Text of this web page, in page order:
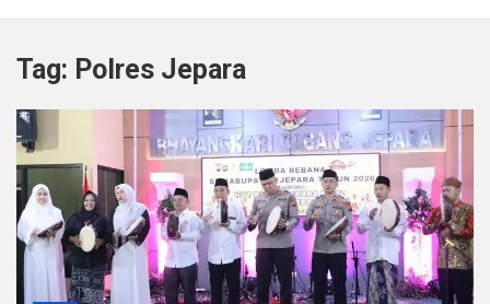
Satpol PP Bandung Tertibkan 645 Bangunan Liar dalam
Polisi Bongkar Dugaan Peredaran Sabu di Bengkulu,
Kurir Ganja Ditangkap, Puluhan Paket Digagalkan Polisi
di Pasaman Barat
Polda Sulteng Borong Empat Medali di Kapolri Cup
2026
Tag: Polres Jepara